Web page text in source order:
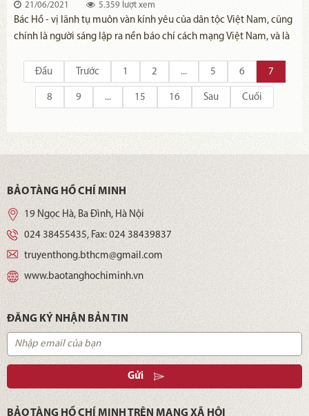
21/06/2021 5.359 lượt xem
Bác Hồ - vị lãnh tụ muôn vàn kính yêu của dân tộc Việt Nam, cũng
chính là người sáng lập ra nền báo chí cách mạng Việt Nam, và là
của hơn 2.000 bài báo, 276 bài thơ, gần 500 trang truyện và ký.
Bác sử dụng gần 200 bút danh. Mỗi con chữ, bài viết của Bác là
một lời hiệu triệu, truyền bá lý tưởng Cộng sản và con đường giải
Đầu Trước 1 2 ... 5 6 7
8 9 ... 15 16 Sau Cuối
BẢO TÀNG HỒ CHÍ MINH
19 Ngọc Hà, Ba Đình, Hà Nội
024 38455435, Fax: 024 38439837
truyenthong.bthcm@gmail.com
www.baotanghochiminh.vn
ĐĂNG KÝ NHẬN BẢN TIN
Gửi
BẢO TÀNG HỒ CHÍ MINH TRÊN MẠNG XÃ HỘI